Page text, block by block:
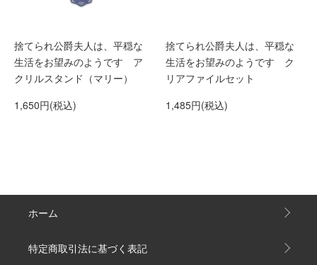
捨てられ公爵夫人は、平穏な
生活をお望みのようです ア
クリルスタンド（マリー）
1,650円(税込)
捨てられ公爵夫人は、平穏な
生活をお望みのようです ク
リアファイルセット
1,485円(税込)
ホーム
特定商取引法に基づく表記